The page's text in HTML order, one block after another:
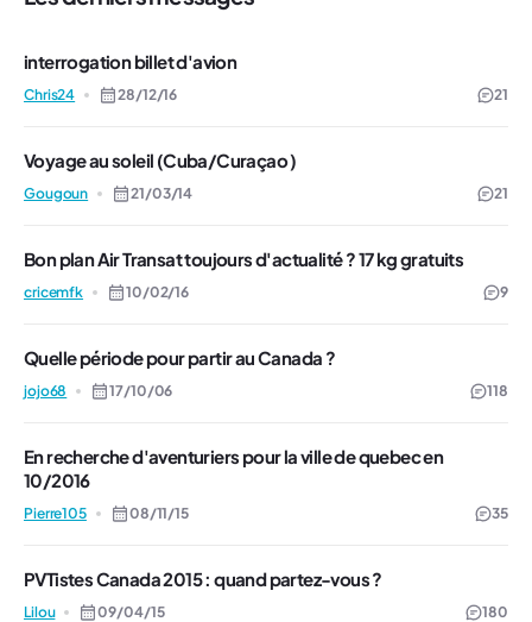
interrogation billet d'avion
Chris24 28/12/16 21
Voyage au soleil (Cuba/Curaçao )
Gougoun 21/03/14 21
Bon plan Air Transat toujours d'actualité ? 17 kg gratuits
cricemfk 10/02/16 9
Quelle période pour partir au Canada ?
jojo68 17/10/06 118
En recherche d'aventuriers pour la ville de quebec en
10/2016
Pierre105 08/11/15 35
PVTistes Canada 2015 : quand partez-vous ?
Lilou 09/04/15 180